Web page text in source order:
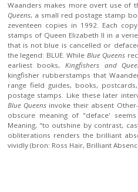
Waanders makes more overt use of
Queens, a small red postage stamp
zeventeen copies in 1992. Each
stamps of Queen Elizabeth II in a
that is not blue is cancelled or
the legend: BLUE. While Blue Queens
earliest books, Kingfishers and
kingfisher rubberstamps that
range field guides, books,
postage stamps. Like these later
Blue Queensinvoke their absent
obscure meaning of "deface'
Meaning, "to outshine by contrast,
obliterations renders the brilliant
vividly (bron: Ross Hair, Brilliant